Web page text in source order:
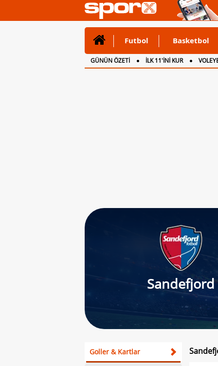
Futbol Basketbol
GÜNÜN ÖZETİ İLK 11'İNİ KUR
CANLI ANLATIM
İNGİLTERE
Sandefjord
Goller & Kartlar